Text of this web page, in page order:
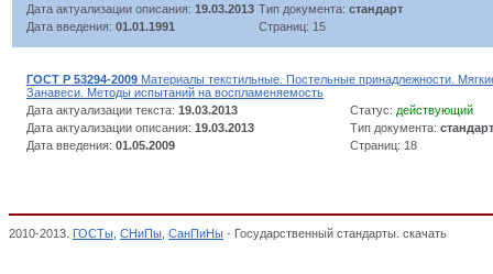
Дата актуализации описания: 19.03.2013 Тип документа: стандарт
Дата введения: 01.01.1991 Страниц: 15
ГОСТ Р 53294-2009 Материалы текстильные. Постельные принадлежности.
Занавеси. Методы испытаний на воспламеняемость
Дата актуализации текста: 19.03.2013 Статус: действующий
Дата актуализации описания: 19.03.2013 Тип документа: стандарт
Дата введения: 01.05.2009 Страниц: 18
2010-2013. ГОСТы СНиПы СанПиНы - Государственный стандарты. скачать